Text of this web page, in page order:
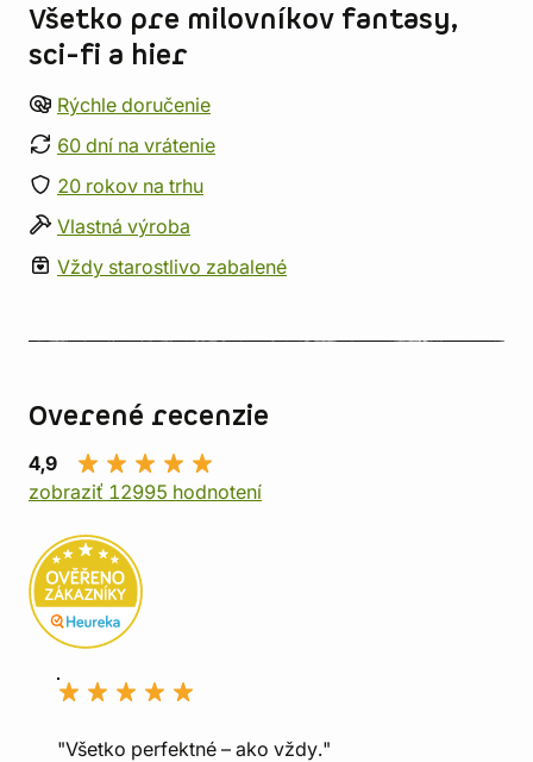
Všetko pre milovníkov fantasy,
sci-fi a hier
Rýchle doručenie
60 dní na vrátenie
20 rokov na trhu
Vlastná výroba
Vždy starostlivo zabalené
Overené recenzie
4,9
zobraziť 12995 hodnotení
"Všetko perfektné – ako vždy."